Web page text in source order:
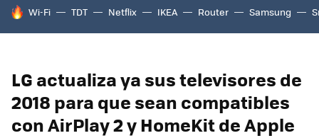
HOY SE HABLA DE
Wi-Fi TDT Netflix IKEA Router Samsung
LG actualiza ya sus televisores de
2018 para que sean compatibles
con AirPlay 2 y HomeKit de Apple